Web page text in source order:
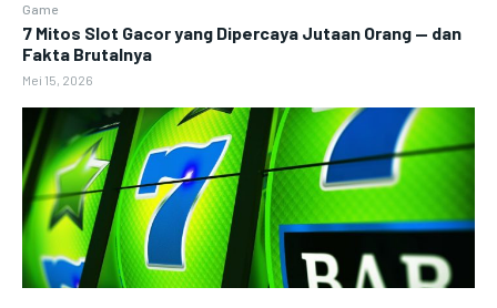
Game
7 Mitos Slot Gacor yang Dipercaya Jutaan Orang — dan
Fakta Brutalnya
Mei 15, 2026